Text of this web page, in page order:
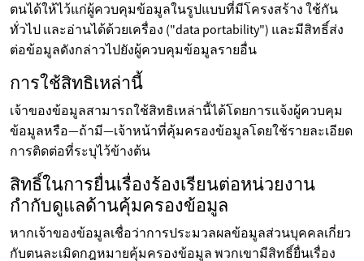
ตนได้ให้ไว้แก่ผู้ควบคุมข้อมูลในรูปแบบที่มีโครงสร้าง ใช้กัน
ทั่วไป และอ่านได้ด้วยเครื่อง ("data portability") และมีสิทธิ์ส่ง
ต่อข้อมูลดังกล่าวไปยังผู้ควบคุมข้อมูลรายอื่น
การใช้สิทธิเหล่านี้
เจ้าของข้อมูลสามารถใช้สิทธิเหล่านี้ได้โดยการแจ้งผู้ควบคุม
ข้อมูลหรือ—ถ้ามี—เจ้าหน้าที่คุ้มครองข้อมูลโดยใช้รายละเอียด
การติดต่อที่ระบุไว้ข้างต้น
สิทธิ์ในการยื่นเรื่องร้องเรียนต่อหน่วยงาน
กำกับดูแลด้านคุ้มครองข้อมูล
หากเจ้าของข้อมูลเชื่อว่าการประมวลผลข้อมูลส่วนบุคคลเกี่ยว
กับตนละเมิดกฎหมายคุ้มครองข้อมูล พวกเขามีสิทธิ์ยื่นเรื่อง